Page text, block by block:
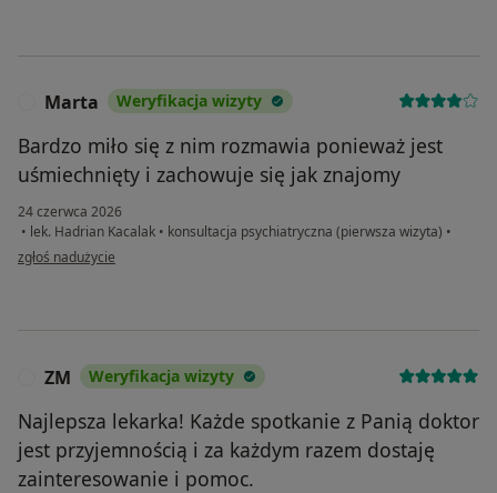
Marta Weryfikacja wizyty
Bardzo miło się z nim rozmawia ponieważ jest
uśmiechnięty i zachowuje się jak znajomy
24 czerwca 2026
• lek. Hadrian Kacalak • konsultacja psychiatryczna (pierwsza wizyta) •
w opinii użytkownika Marta
zgłoś nadużycie
ZM Weryfikacja wizyty
Najlepsza lekarka! Każde spotkanie z Panią doktor
jest przyjemnością i za każdym razem dostaję
zainteresowanie i pomoc.